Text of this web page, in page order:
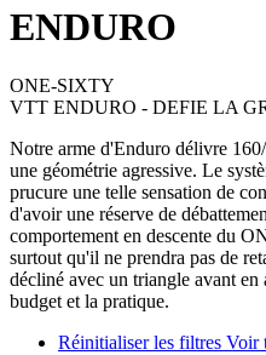
ENDURO
ONE-SIXTY
VTT ENDURO - DEFIE LA
Notre arme d'Enduro délivre
une géométrie agressive. Le
prucure une telle sensation de
d'avoir une réserve de
comportement en descente du
surtout qu'il ne prendra pas de
décliné avec un triangle avant
budget et la pratique.
Réinitialiser les filtres Voir